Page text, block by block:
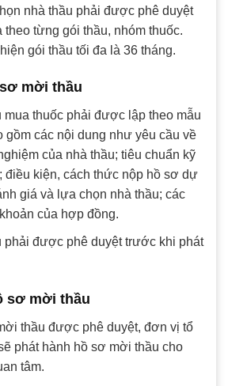
nhà thầu phải được phê duyệt
theo từng gói thầu, nhóm thuốc.
gói thầu tối đa là 36 tháng.
mời thầu
mua thuốc phải được lập theo mẫu
gồm các nội dung như yêu cầu về
của nhà thầu; tiêu chuẩn kỹ
điều kiện, cách thức nộp hồ sơ dự
giá và lựa chọn nhà thầu; các
của hợp đồng.
phải được phê duyệt trước khi phát
sơ mời thầu
thầu được phê duyệt, đơn vị tổ
phát hành hồ sơ mời thầu cho
tâm.